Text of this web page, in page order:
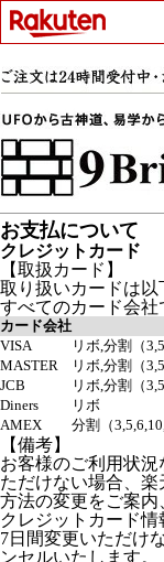
お支払について
クレジットカード
【取扱カード】
取り扱いカードは以
すべてのカード会社
カード会社
VISA
リボ,分割（
MASTER
リボ,分割（
JCB
リボ,分割（
Diners
リボ
AMEX
分割（
【備考】
お客様のご利用状
ただけない場合、
方法の変更をご案内
クレジットカード情
7日間変更いただけ
ンセルいたします。